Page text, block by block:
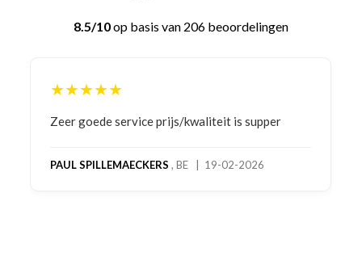
8.5/10op basis van 206 beoordelingen
★★★★★
Bestelling gedaan vanwege goede prijzen en
bestelling al ontvangen met gifts, waardoor je